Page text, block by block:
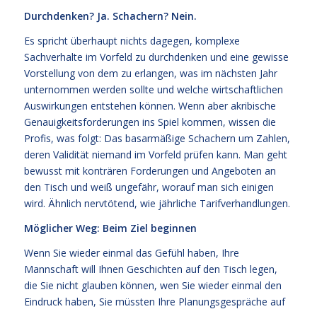
Durchdenken? Ja. Schachern? Nein.
Es spricht überhaupt nichts dagegen, komplexe
Sachverhalte im Vorfeld zu durchdenken und eine gewisse
Vorstellung von dem zu erlangen, was im nächsten Jahr
unternommen werden sollte und welche wirtschaftlichen
Auswirkungen entstehen können. Wenn aber akribische
Genauigkeitsforderungen ins Spiel kommen, wissen die
Profis, was folgt: Das basarmäßige Schachern um Zahlen,
deren Validität niemand im Vorfeld prüfen kann. Man geht
bewusst mit konträren Forderungen und Angeboten an
den Tisch und weiß ungefähr, worauf man sich einigen
wird. Ähnlich nervtötend, wie jährliche Tarifverhandlungen.
Möglicher Weg: Beim Ziel beginnen
Wenn Sie wieder einmal das Gefühl haben, Ihre
Mannschaft will Ihnen Geschichten auf den Tisch legen,
die Sie nicht glauben können, wen Sie wieder einmal den
Eindruck haben, Sie müssten Ihre Planungsgespräche auf